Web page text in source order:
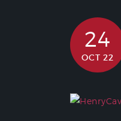
24
OCT 22